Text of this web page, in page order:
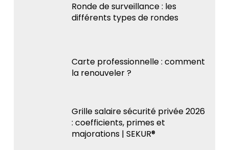
Ronde de surveillance : les
différents types de rondes
Carte professionnelle : comment
la renouveler ?
Grille salaire sécurité privée 2026
: coefficients, primes et
majorations | SEKUR®